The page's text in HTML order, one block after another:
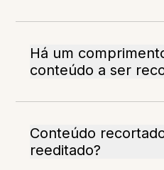
Há um
conteúdo a ser
Conteúdo
reeditado?